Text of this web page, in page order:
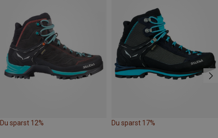
Du sparst 12% Du sparst 17%